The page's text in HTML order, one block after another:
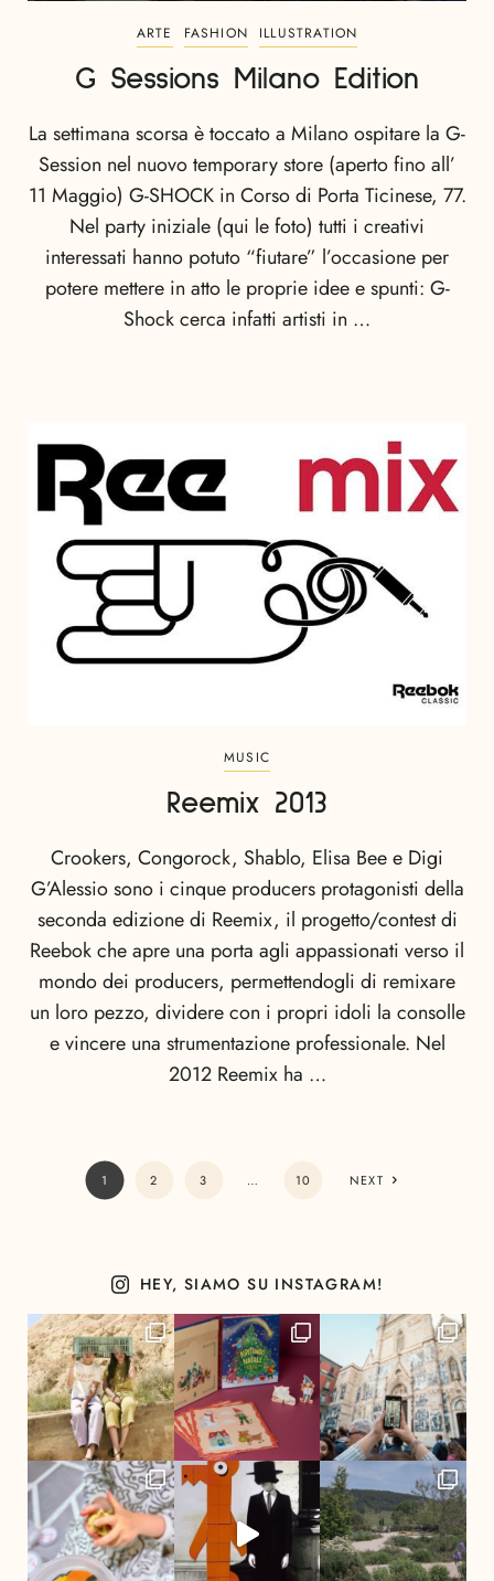
ARTE FASHION ILLUSTRATION
G Sessions Milano Edition
La settimana scorsa è toccato a Milano ospitare la G-
Session nel nuovo temporary store (aperto fino all’
11 Maggio) G-SHOCK in Corso di Porta Ticinese, 77.
Nel party iniziale (qui le foto) tutti i creativi
interessati hanno potuto “fiutare” l’occasione per
potere mettere in atto le proprie idee e spunti: G-
Shock cerca infatti artisti in …
MUSIC
Reemix 2013
Crookers, Congorock, Shablo, Elisa Bee e Digi
G’Alessio sono i cinque producers protagonisti della
seconda edizione di Reemix, il progetto/contest di
Reebok che apre una porta agli appassionati verso il
mondo dei producers, permettendogli di remixare
un loro pezzo, dividere con i propri idoli la consolle
e vincere una strumentazione professionale. Nel
2012 Reemix ha …
1 2 3 … 10 NEXT
HEY, SIAMO SU INSTAGRAM!